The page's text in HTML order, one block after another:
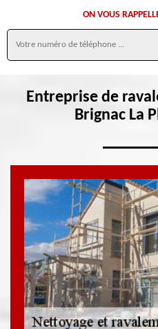
ON VOUS
Entreprise de
Brignac La